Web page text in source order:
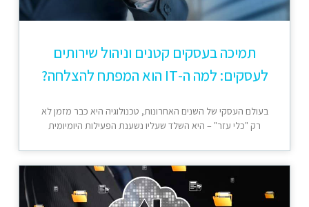
תמיכה בעסקים קטנים וניהול שירותים
לעסקים: למה ה-IT הוא המפתח להצלחה?
בעולם העסקי של השנים האחרונות, טכנולוגיה היא כבר מזמן לא
רק "כלי עזר" – היא השלד שעליו נשענת הפעילות היומיומית